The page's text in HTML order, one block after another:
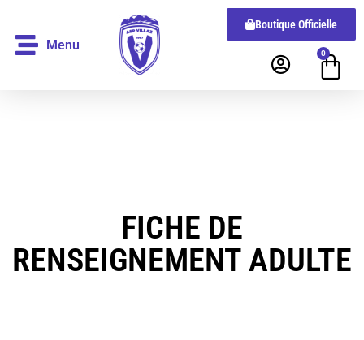
Menu
Boutique Officielle
0
FICHE DE
RENSEIGNEMENT ADULTE